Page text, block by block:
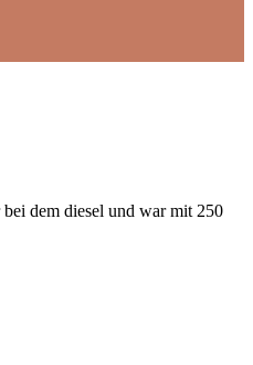
dem diesel und war mit 250